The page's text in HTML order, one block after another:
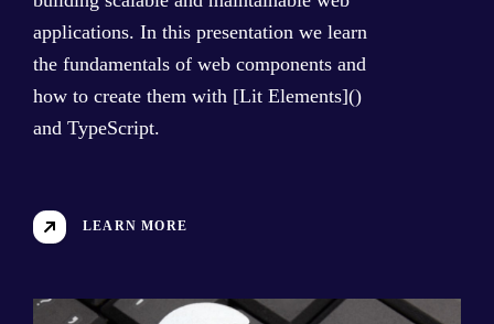
applications. In this presentation we learn
the fundamentals of web components and
how to create them with [Lit Elements]()
and TypeScript.
LEARN MORE